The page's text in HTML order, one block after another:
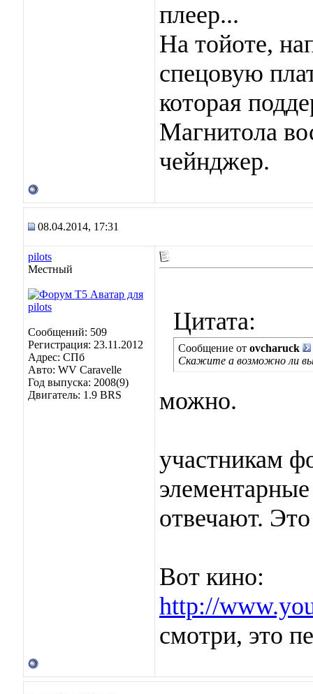
плеер...
На тойоте,
спецовую
которая
Магнитола
чейнджер.
08.04.2014, 17:31
pilots
Местный
Сообщений: 509
Регистрация: 23.11.2012
Адрес: СПб
Авто: WV Caravelle
Год выпуска: 2008(9)
Двигатель: 1.9 BRS
Цитата:
Сообщение от ovcharuck
Скажите а возможно ли
можно.
участникам
отвечают.
Вот кино:
http://
смотри, это